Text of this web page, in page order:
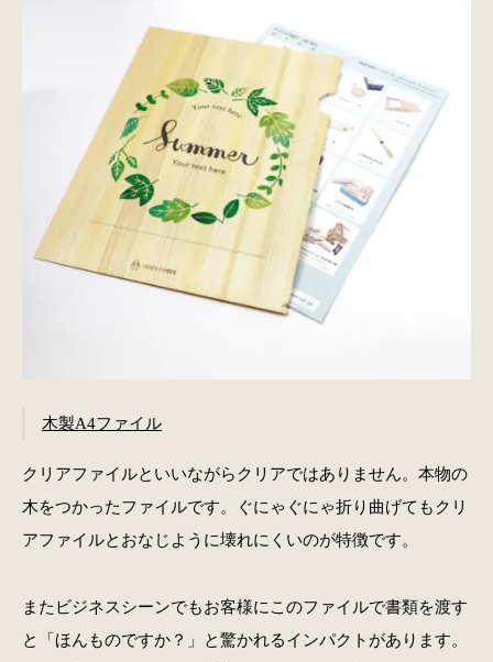
木製A4ファイル
クリアファイルといいながらクリアではありません。本物の
木をつかったファイルです。ぐにゃぐにゃ折り曲げてもクリ
アファイルとおなじように壊れにくいのが特徴です。
またビジネスシーンでもお客様にこのファイルで書類を渡す
と「ほんものですか？」と驚かれるインパクトがあります。